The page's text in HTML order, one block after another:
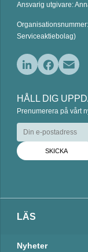
Ansvarig utgivare:
Serviceaktiebolag)
n
k
n
c
e
o
o
k
a
i
HÅLL DIG
Prenumerera på vårt
LÄS
Nyheter